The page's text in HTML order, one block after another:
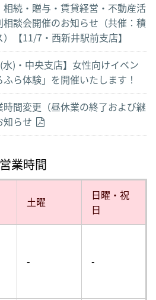
相続・贈与・賃貸経営・不動産活
相談会開催のお知らせ（共催：積
【11/7・西新井駅前支店】
水)・中央支店】女性向けイベン
ふら体験」を開催いたします！
時間変更（昼休業の終了および継
知らせ
営業時間
土曜
日曜・祝
日
- -